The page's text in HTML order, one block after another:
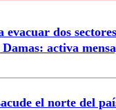
evacuar dos
activa
el norte del